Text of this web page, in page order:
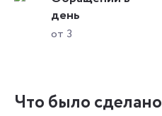
день
от 3
Что было сделано